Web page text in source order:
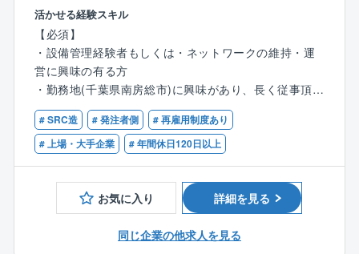
対応(必要書類の作成)
・施工に関わる図面作成及び精査（基本図、詳細
図、施工図、竣工図）
・全国複数拠点施工対応PJ進捗管理
・各種オフィスに関わるデザイン設計及び商材選定
・施工全般に関わる各種安全管理及び安全衛生協議
会運用
スマートビル、オフィス構築に伴う現場に携わる事
で、内装などの建築工程から、電気・電気通信分野に
おいても実際に経験できる事で、様々な分野で経験を
▼具体的な業務内容
大きく分けて3つの業務があります。
１．お客様への現地サポート（アテンド業務）
施設内のご案内と立ち会い： 主に既存のお客様が、ご
自身の通信機器の設置のために来訪される際に、施設
への入退館管理や作業への立ち会いを行います。
英語スキルは不要： 親会社のソフトバンク社員が説明
を行うため、英語での会話は求められません。
２．通信機器の保守業務
異常アラームの一次対応： 通信機器の異常アラーム
（例：電源断）が発生した際、現場での一次対応（電
活かせる経験スキル
【必須】
・設備管理経験者もしくは・ネットワークの維持・運
営に興味の有る方
・勤務地(千葉県南房総市)に興味があり、長く従事頂け
る方
【歓迎する資格】
・電気通信主任技術者（伝送交換・線路）
・第一級陸上特殊無線技士
・CCNA / CCNP ・工事担任者（AI・DD総合種など）
・第二種電気工事士
# SRC造 # 発注者側
# 再雇用制度あり
# 上場・大手企業
# 年間休日120日以上
お気に入り 詳細を見る
同じ企業の他求人を見る